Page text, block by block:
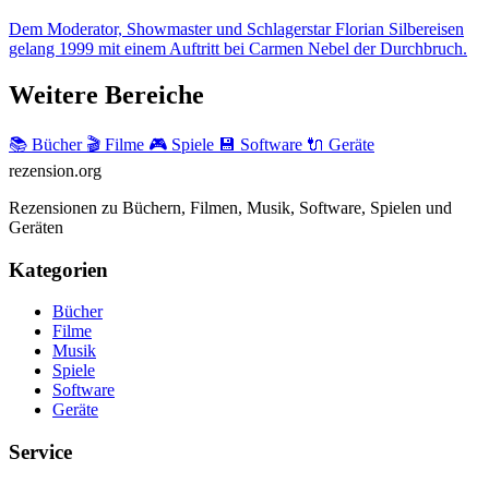
Dem Moderator, Showmaster und Schlagerstar Florian Silbereisen
gelang 1999 mit einem Auftritt bei Carmen Nebel der Durchbruch.
Weitere Bereiche
📚 Bücher 🎬 Filme 🎮 Spiele 💾 Software 🔌 Geräte
rezension.org
Rezensionen zu Büchern, Filmen, Musik, Software, Spielen und
Geräten
Kategorien
Bücher
Filme
Musik
Spiele
Software
Geräte
Service